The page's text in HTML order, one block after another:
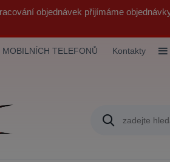
objednávek přijímáme
MOBILNÍCH TELEFONŮ Kontakty